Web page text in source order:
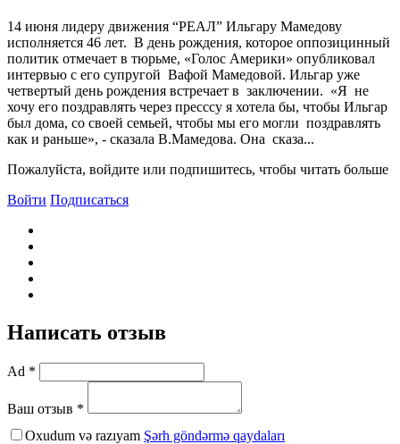
14 июня лидеру движения “РЕАЛ” Ильгару Мамедову
исполняется 46 лет. В день рождения, которое оппозицинный
политик отмечает в тюрьме, «Голос Америки» опубликовал
интервью с его супругой Вафой Мамедовой. Ильгар уже
четвертый день рождения встречает в заключении. «Я не
хочу его поздравлять через пресссу я хотела бы, чтобы Ильгар
был дома, со своей семьей, чтобы мы его могли поздравлять
как и раньше», - сказала В.Мамедова. Она сказа...
Пожалуйста, войдите или подпишитесь, чтобы читать больше
Войти Подписаться
Написать отзыв
Ad *
Ваш отзыв *
Oxudum və razıyam Şərh göndərmə qaydaları